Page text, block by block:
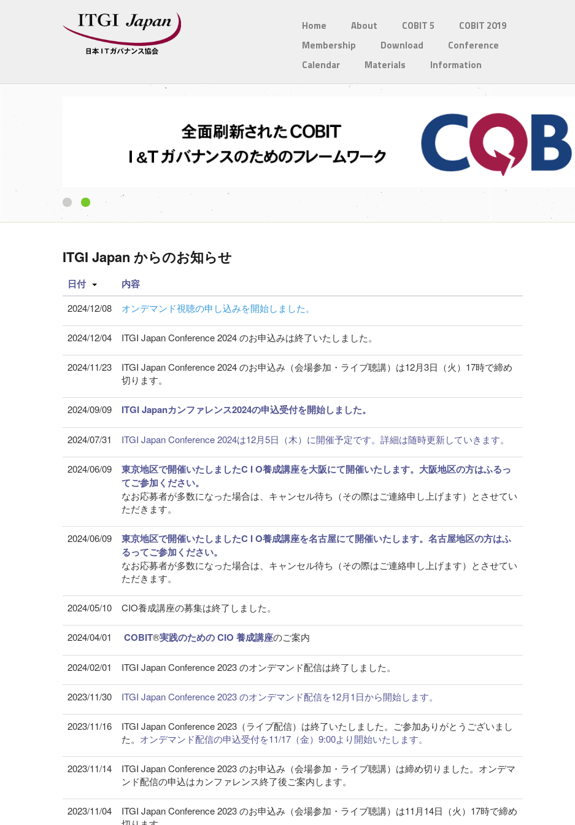
Home About COBIT 5
COBIT 2019
Membership
Download
Conference
Calendar
Materials Information
ITGI Japan からのお知らせ
日付 内容
2024/12/08 オンデマンド視聴の申し込みを開始しました。
2024/12/04 ITGI Japan Conference 2024 のお申込みは終了いたしました。
2024/11/23
ITGI Japan Conference 2024 のお申込み（会場参加・ライブ聴講）は12月3日（火）17時で締め
切ります。
2024/09/09 ITGI Japanカンファレンス2024の申込受付を開始しました。
2024/07/31 ITGI Japan Conference 2024は12月5日（木）に開催予定です。詳細は随時更新していきます。
2024/06/09
東京地区で開催いたしましたC I O養成講座を大阪にて開催いたします。大阪地区の方はふるっ
てご参加ください。
なお応募者が多数になった場合は、キャンセル待ち（その際はご連絡申し上げます）とさせてい
ただきます。
2024/06/09
東京地区で開催いたしましたC I O養成講座を名古屋にて開催いたします。名古屋地区の方はふ
るってご参加ください。
なお応募者が多数になった場合は、キャンセル待ち（その際はご連絡申し上げます）とさせてい
ただきます。
2024/05/10 CIO養成講座の募集は終了しました。
2024/04/01 COBIT®実践のための CIO 養成講座のご案内
2024/02/01 ITGI Japan Conference 2023 のオンデマンド配信は終了しました。
2023/11/30 ITGI Japan Conference 2023 のオンデマンド配信を12月1日から開始します。
2023/11/16
ITGI Japan Conference 2023（ライブ配信）は終了いたしました。ご参加ありがとうございまし
た。 オンデマンド配信の申込受付を11/17（金）9:00より開始いたします。
2023/11/14
ITGI Japan Conference 2023 のお申込み（会場参加・ライブ聴講）は締め切りました。オンデマ
ンド配信の申込はカンファレンス終了後ご案内します。
2023/11/04
ITGI Japan Conference 2023 のお申込み（会場参加・ライブ聴講）は11月14日（火）17時で締め